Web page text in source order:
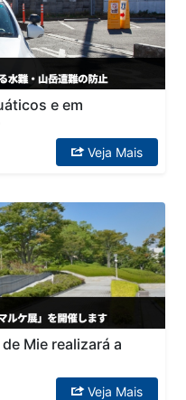
e em
Veja Mais
Mie realizará a
Veja Mais